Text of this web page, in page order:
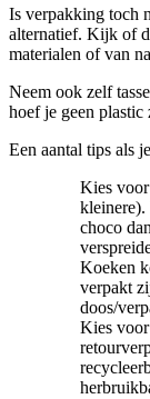
Is verpakking toch
alternatief. Kijk of
materialen of van
Neem ook zelf
hoef je geen plastic
Een aantal tips als
Kies
kleinere).
choco
Koeken
verpakt
doos/
Kies